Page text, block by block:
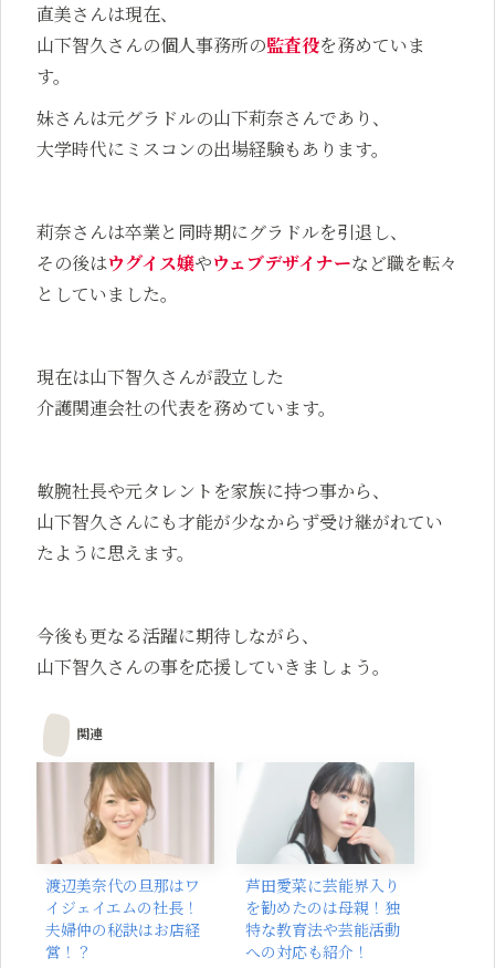
直美さんは現在、
山下智久さんの個人事務所の監査役を務めていま
す。
妹さんは元グラドルの山下莉奈さんであり、
大学時代にミスコンの出場経験もあります。
莉奈さんは卒業と同時期にグラドルを引退し、
その後はウグイス嬢やウェブデザイナーなど職を転々
としていました。
現在は山下智久さんが設立した
介護関連会社の代表を務めています。
敏腕社長や元タレントを家族に持つ事から、
山下智久さんにも才能が少なからず受け継がれてい
たように思えます。
今後も更なる活躍に期待しながら、
山下智久さんの事を応援していきましょう。
関連
渡辺美奈代の旦那はワ
イジェイエムの社長！
夫婦仲の秘訣はお店経
営！？
芦田愛菜に芸能界入り
を勧めたのは母親！独
特な教育法や芸能活動
への対応も紹介！